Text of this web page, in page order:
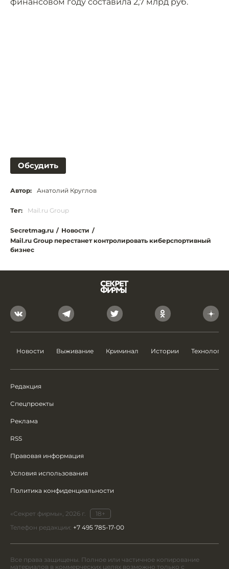
Обсудить
Автор: Анатолий Круглов
Тег: Mail.ru Group
Secretmag.ru / Новости /
Mail.ru Group перестанет контролировать киберспортивный
бизнес
Новости Выживание Криминал Истории Технологии
Редакция
Спецпроекты
Реклама
RSS
Правовая информация
Условия использования
Политика конфиденциальности
«Секрет фирмы», 2026 г.
18+
Телефон редакции: +7 495 785-17-00
Все права защищены. Полное или частичное копирование
материалов в коммерческих целях возможно только с